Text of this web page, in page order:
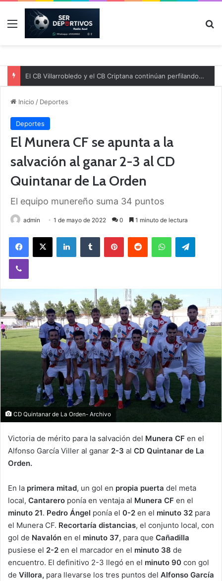
Menú
El CB Villarrobledo y el CB Criptana continúan perfilando sus plantillas
Inicio / Deportes
Deportes
El Munera CF se apunta a la
salvación al ganar 2-3 al CD
Quintanar de La Orden
El equipo munereño suma 34 puntos
admin 1 de mayo de 2022 0 1 minuto de lectura
CD Quintanar de La Orden- Archivo
Victoria de mérito para la salvación del Munera CF en el
Alfonso García Viller al ganar 2-3 al CD Quintanar de La
Orden.
En la primera mitad, un gol en propia puerta del meta
local, Cantarero ponía en ventaja al Munera CF en el
minuto 21. Pedro Ángel ponía el 0-2 en el minuto 32 para
el Munera CF. Recortaría distancias, el conjunto local, con
gol de Navalón en el minuto 37, para que Cañadilla
pusiese el 2-2 en el marcador en el minuto 38 de
encuentro. El definitivo 2-3 llegó en el minuto 90 con gol
de Villora, para llevarse los tres puntos del Alfonso García